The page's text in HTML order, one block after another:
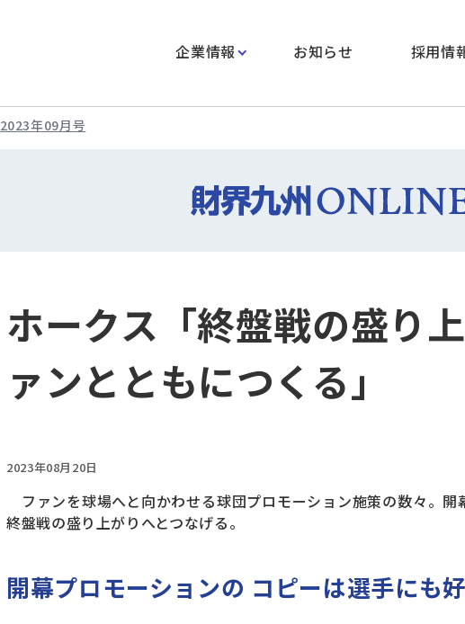
企業情報 お知らせ 採用情
2023年09月号
ホークス「終盤戦の盛り
ァンとともにつくる」
2023年08月20日
ファンを球場へと向かわせる球団プロモーション施策の数々。開
終盤戦の盛り上がりへとつなげる。
開幕プロモーションの コピーは選手にも